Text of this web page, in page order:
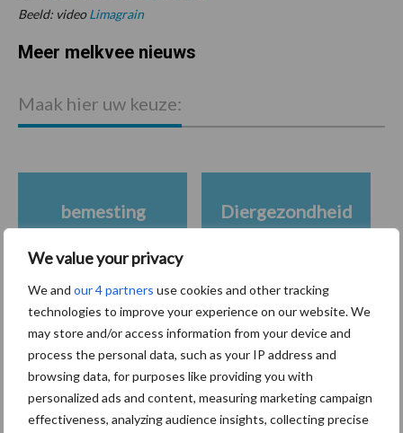
We value your privacy
We and our 4 partners use cookies and other tracking
technologies to improve your experience on our website. We
may store and/or access information from your device and
process the personal data, such as your IP address and
browsing data, for purposes like providing you with
personalized ads and content, measuring marketing campaign
effectiveness, analyzing audience insights, collecting precise
Beeld: videoLimagrain
Meer melkvee nieuws
Maak hier uw keuze:
bemesting Diergezondheid
Toon meer
Gerelateerde artikelen krachtvoer